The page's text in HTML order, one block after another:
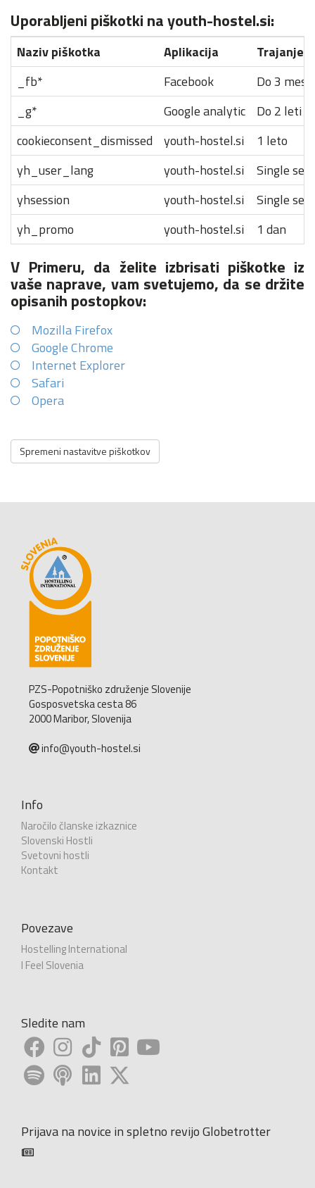
Uporabljeni piškotki na youth-hostel.si:
Naziv piškotka Aplikacija
Trajanje
_fb*
Facebook
Do 3
_g*
Google analytic
Do 2 leti
cookieconsent_dismissed
youth-hostel.si
1 leto
yh_user_lang
youth-hostel.si
Single
yhsession
youth-hostel.si
Single
yh_promo
youth-hostel.si 1 dan
V Primeru, da želite izbrisati piškotke iz
vaše naprave, vam svetujemo, da se držite
opisanih postopkov:
Mozilla Firefox
Google Chrome
Internet Explorer
Safari
Opera
Spremeni nastavitve piškotkov
PZS-Popotniško združenje Slovenije
Gosposvetska cesta 86
2000 Maribor, Slovenija
info@youth-hostel.si
Info
Naročilo članske izkaznice
Slovenski Hostli
Svetovni hostli
Kontakt
Povezave
Hostelling International
I Feel Slovenia
Sledite nam
Prijava na novice in spletno revijo Globetrotter